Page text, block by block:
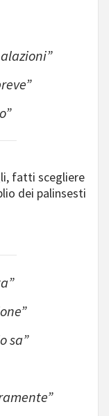
fatti scegliere
dei palinsesti
sa”